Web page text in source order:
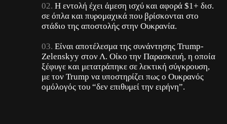
Η εντολή έχει άμεση ισχύ και αφορά $1+ δισ.
σε όπλα και πυρομαχικά που βρίσκονται στο
στάδιο της αποστολής στην Ουκρανία.
Είναι αποτέλεσμα της συνάντησηςTrump-
Zelenskyy στον Λ. Οίκο την Παρασκευή, η οποία
ξέφυγε και μετατράπηκε σε λεκτική σύγκρουση,
με τον Trump να υποστηρίζει πως ο Ουκρανός
ομόλογός του “δεν επιθυμεί την ειρήνη”.